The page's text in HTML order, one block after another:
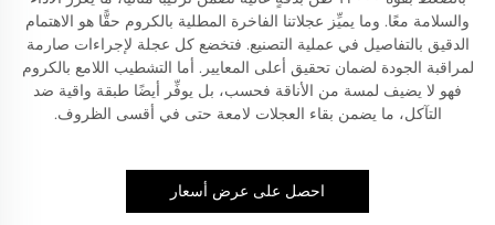
والسلامة معًا. وما يميِّز عجلاتنا الفاخرة المطلية بالكروم حقًّا هو الاهتمام
الدقيق بالتفاصيل في عملية التصنيع. فتخضع كل عجلة لإجراءات صارمة
لمراقبة الجودة لضمان تحقيق أعلى المعايير. أما التشطيب اللامع بالكروم
فهو لا يضيف لمسة من الأناقة فحسب، بل يوفِّر أيضًا طبقة واقية ضد
التآكل، ما يضمن بقاء العجلات لامعة حتى في أقسى الظروف.
احصل على عرض أسعار